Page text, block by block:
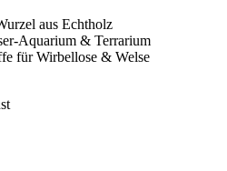
aus Echtholz
Aquarium & Terrarium
für Wirbellose & Welse